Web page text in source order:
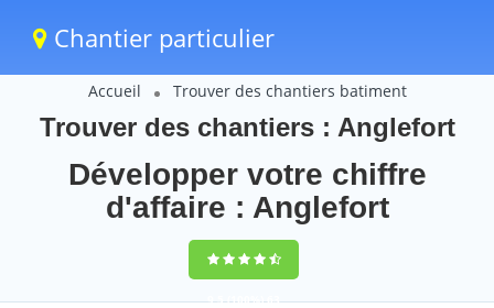
Chantier particulier
Accueil Trouver des chantiers batiment
Trouver des chantiers : Anglefort
Développer votre chiffre
d'affaire : Anglefort
9,5(100%)63